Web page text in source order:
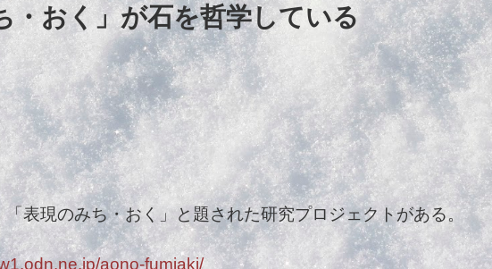
・おく」が石を哲学している
表現のみち・おく」と題された研究プロジェクトがある。
aono-fumiaki/